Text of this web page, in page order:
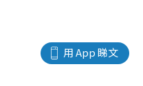
用 App 睇文